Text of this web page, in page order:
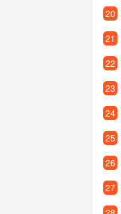
20
21
22
23
24
25
26
27